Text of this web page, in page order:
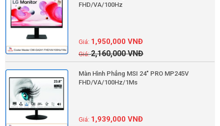
FHD/VA/100Hz
2,160,000VNĐ
1,950,000VNĐ
Màn Hình Phẳng MSI 24" PRO MP245V
FHD/VA/100Hz/1Ms
1,939,000VNĐ